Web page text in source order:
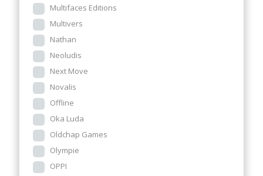
Multifaces Editions
Multivers
Nathan
Neoludis
Next Move
Novalis
Offline
Oka Luda
Oldchap Games
Olympie
OPPI